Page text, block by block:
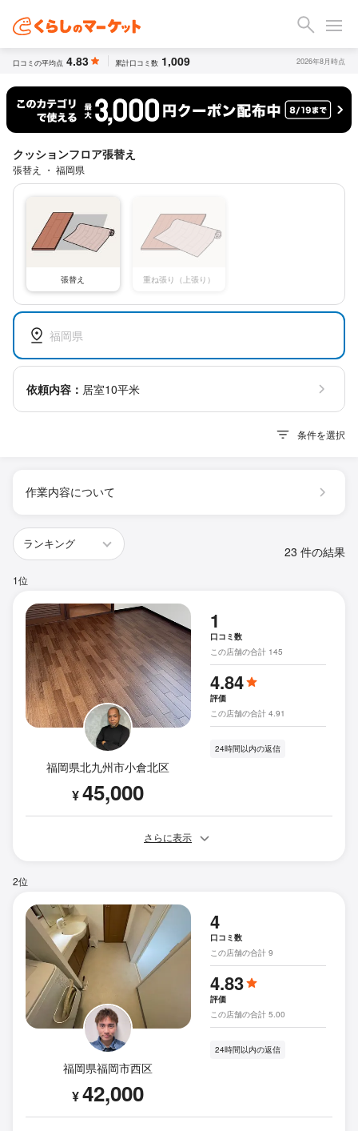
口コミの平均点 4.83 累計口コミ数 1,009 2026年8月時点
クッションフロア張替え
張替え ・ 福岡県
張替え 重ね張り（上張り）
福岡県
依頼内容： 居室10平米
条件を選択
作業内容について
23 件の結果
1位
福岡県北九州市小倉北区
¥45,000
1
口コミ数
この店舗の合計 145
4.84
評価
この店舗の合計 4.91
24時間以内の返信
さらに表示
2位
福岡県福岡市西区
¥42,000
4
口コミ数
この店舗の合計 9
4.83
評価
この店舗の合計 5.00
24時間以内の返信